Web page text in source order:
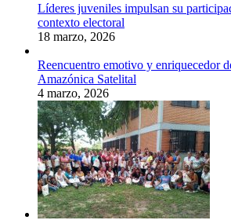
Líderes juveniles impulsan su
contexto electoral
18 marzo, 2026
Reencuentro emotivo y enriquecedor
Amazónica Satelital
4 marzo, 2026